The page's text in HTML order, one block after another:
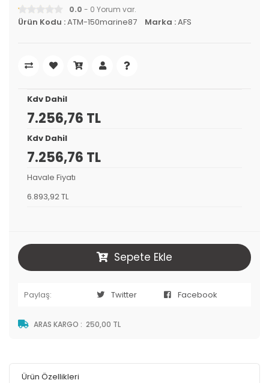
0.0 - 0 Yorum var.
Ürün Kodu :ATM-150marine87 Marka :AFS
Kdv Dahil
7.256,76 TL
Kdv Dahil
7.256,76 TL
Havale Fiyatı
6.893,92 TL
Sepete Ekle
Paylaş: Twitter Facebook
ARAS KARGO : 250,00 TL
Ürün Özellikleri